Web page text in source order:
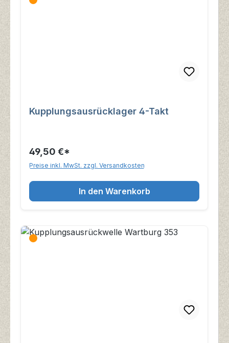
Kupplungsausrücklager 4-Takt
49,50 €*
Preise inkl. MwSt. zzgl. Versandkosten
In den Warenkorb